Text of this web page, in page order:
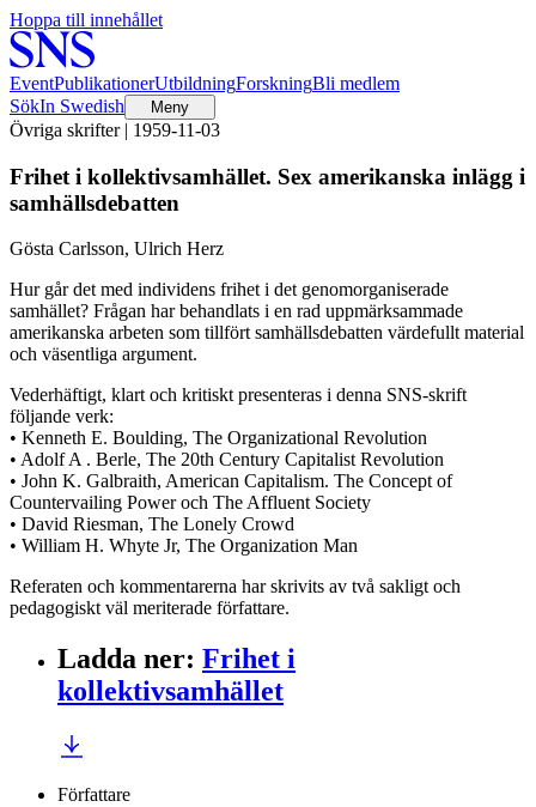
Hoppa till innehållet
EventPublikationerUtbildningForskningBli medlem
SökIn Swedish Meny
Övriga skrifter | 1959-11-03
Frihet i kollektivsamhället. Sex amerikanska inlägg i
samhällsdebatten
Gösta Carlsson, Ulrich Herz
Hur går det med individens frihet i det genomorganiserade
samhället? Frågan har behandlats i en rad uppmärksammade
amerikanska arbeten som tillfört samhällsdebatten värdefullt material
och väsentliga argument.
Vederhäftigt, klart och kritiskt presenteras i denna SNS-skrift
följande verk:
• Kenneth E. Boulding, The Organizational Revolution
• Adolf A . Berle, The 20th Century Capitalist Revolution
• John K. Galbraith, American Capitalism. The Concept of
Countervailing Power och The Affluent Society
• David Riesman, The Lonely Crowd
• William H. Whyte Jr, The Organization Man
Referaten och kommentarerna har skrivits av två sakligt och
pedagogiskt väl meriterade författare.
Ladda ner: Frihet i
kollektivsamhället
Författare